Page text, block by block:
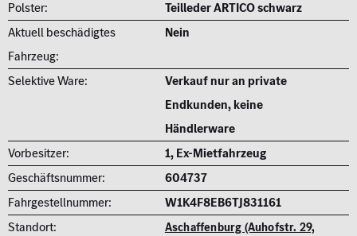
Polster:
Teilleder ARTICO schwarz
Aktuell beschädigtes
Fahrzeug:
Nein
Selektive Ware:
Verkauf nur an private
Endkunden, keine
Händlerware
Vorbesitzer:
1, Ex-Mietfahrzeug
Geschäftsnummer:
604737
Fahrgestellnummer:
W1K4F8EB6TJ831161
Standort:
Aschaffenburg (Auhofstr. 29,